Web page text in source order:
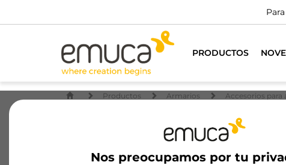
PRODUCTOS
Nos preocupamos por tu
Productos Armarios Accesorios para